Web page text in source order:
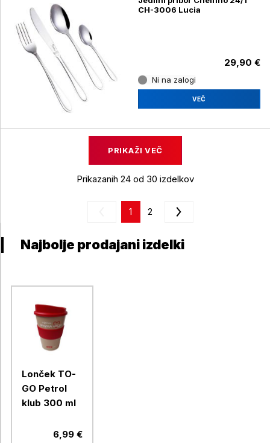
CH-3006 Lucia
29,90 €
Ni na zalogi
VEČ
PRIKAŽI VEČ
Prikazanih 24 od 30 izdelkov
1 2
Najbolje prodajani izdelki
Lonček TO-
GO Petrol
klub 300 ml
6,99 €